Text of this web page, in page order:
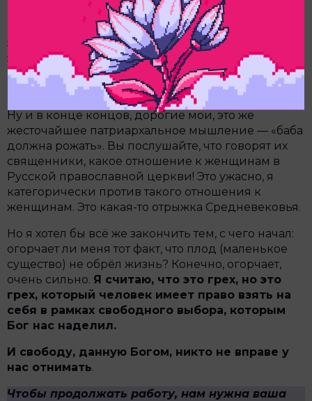
оккупационных войн . Вот зачем они создают эти
новые законы против абортов! Вот что нужно
этому режиму. И совершенно не какие-то
этические, нравственные ориентиры
подталкивают их принимать подобные законы
против абортов.
Ну и в конце концов, дорогие мои, это же
жесточайшее патриархальное мышление — «баба
должна рожать». Вы послушайте, что говорят их
священники, какое отношение к женщинам в
Русской православной церкви! Это ужасно, я
категорически против такого отношения к
женщинам. Это какая-то отрыжка Средневековья.
Но я хотел бы всё же закончить тем, с чего начал:
огорчает ли меня тот факт, что плод (маленькое
существо) не обрёл жизнь? Конечно, огорчает,
очень сильно. Я считаю, что это грех, но это
грех, который человек имеет право взять на
себя в рамках свободного выбора, которым
Бог нас наделил.
И свободу, данную Богом, никто не вправе у
нас отнимать.
Чтобы продолжать работу, нам нужна ваша